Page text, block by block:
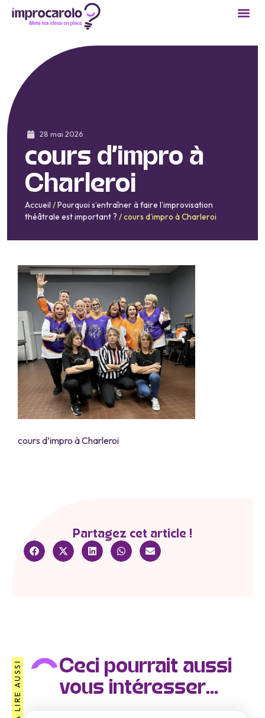
28 mai 2026
cours d’impro à
Charleroi
Accueil /Pourquoi s’entraîner à faire l’improvisation
théâtrale est important ? /cours d’impro à Charleroi
cours d’impro à Charleroi
Partagez cet article !
À LIRE AUSSI
Ceci pourrait aussi
vous intéresser...